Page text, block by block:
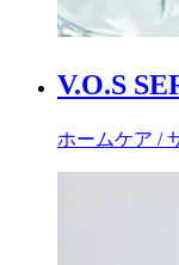
V.O.S
ホームケア /